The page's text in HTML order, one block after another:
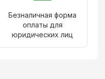
Безналичная форма
оплаты для
юридических лиц